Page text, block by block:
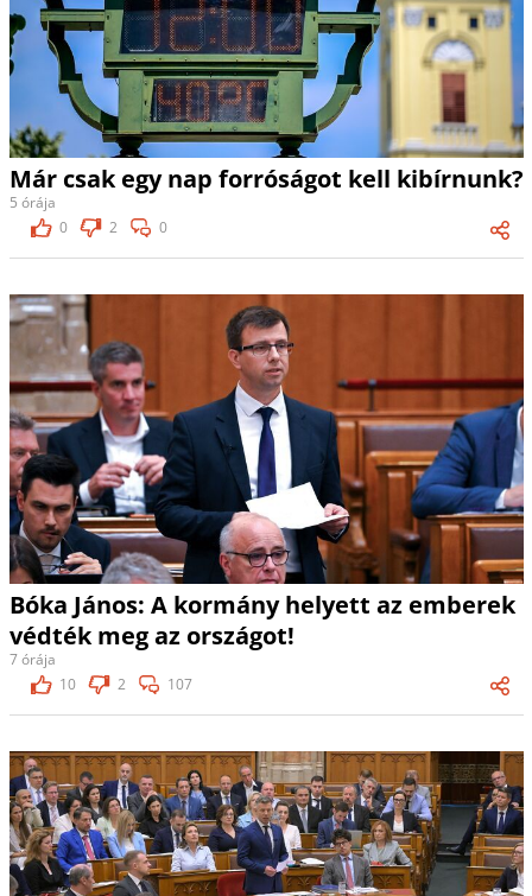
Már csak egy nap forróságot kell kibírnunk?
5 órája
0
2 0
Bóka János: A kormány helyett az emberek
védték meg az országot!
7 órája
10
2 107